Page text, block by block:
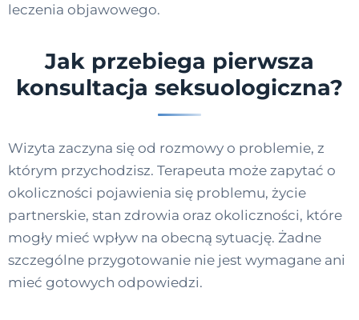
leczenia objawowego.
Jak przebiega pierwsza
konsultacja seksuologiczna?
Wizyta zaczyna się od rozmowy o problemie, z
którym przychodzisz. Terapeuta może zapytać o
okoliczności pojawienia się problemu, życie
partnerskie, stan zdrowia oraz okoliczności, które
mogły mieć wpływ na obecną sytuację. Żadne
szczególne przygotowanie nie jest wymagane ani
mieć gotowych odpowiedzi.